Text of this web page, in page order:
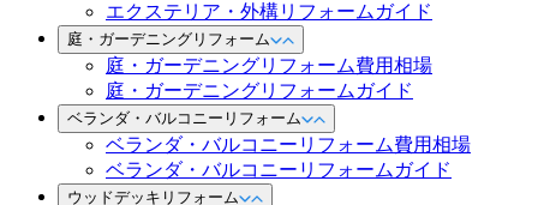
エクステリア・外構リフォームガイド
庭・ガーデニングリフォーム
庭・ガーデニングリフォーム費用相場
庭・ガーデニングリフォームガイド
ベランダ・バルコニーリフォーム
ベランダ・バルコニーリフォーム費用相場
ベランダ・バルコニーリフォームガイド
ウッドデッキリフォーム